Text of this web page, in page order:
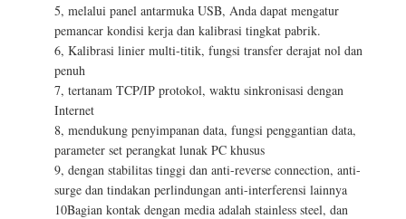
5, melalui panel antarmuka USB, Anda dapat mengatur
pemancar kondisi kerja dan kalibrasi tingkat pabrik.
6, Kalibrasi linier multi-titik, fungsi transfer derajat nol dan
penuh
7, tertanam TCP/IP protokol, waktu sinkronisasi dengan
Internet
8, mendukung penyimpanan data, fungsi penggantian data,
parameter set perangkat lunak PC khusus
9, dengan stabilitas tinggi dan anti-reverse connection, anti-
surge dan tindakan perlindungan anti-interferensi lainnya
10Bagian kontak dengan media adalah stainless steel, dan